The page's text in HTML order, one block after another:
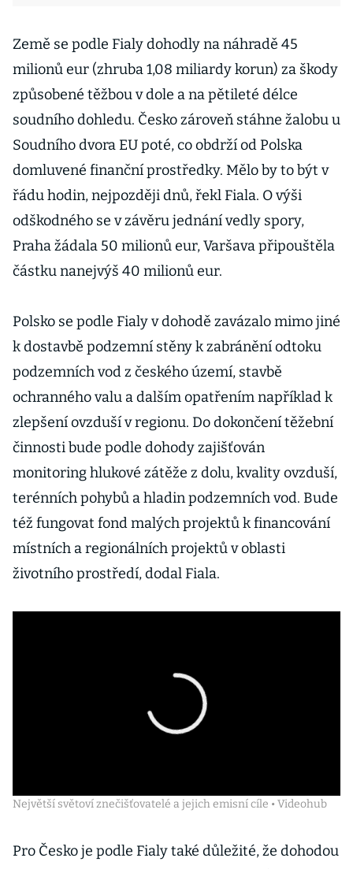
Země se podle Fialy dohodly na náhradě 45
milionů eur (zhruba 1,08 miliardy korun) za škody
způsobené těžbou v dole a na pětileté délce
soudního dohledu. Česko zároveň stáhne žalobu u
Soudního dvora EU poté, co obdrží od Polska
domluvené finanční prostředky. Mělo by to být v
řádu hodin, nejpozději dnů, řekl Fiala. O výši
odškodného se v závěru jednání vedly spory,
Praha žádala 50 milionů eur, Varšava připouštěla
částku nanejvýš 40 milionů eur.
Polsko se podle Fialy v dohodě zavázalo mimo jiné
k dostavbě podzemní stěny k zabránění odtoku
podzemních vod z českého území, stavbě
ochranného valu a dalším opatřením například k
zlepšení ovzduší v regionu. Do dokončení těžební
činnosti bude podle dohody zajišťován
monitoring hlukové zátěže z dolu, kvality ovzduší,
terénních pohybů a hladin podzemních vod. Bude
též fungovat fond malých projektů k financování
místních a regionálních projektů v oblasti
životního prostředí, dodal Fiala.
Největší světoví znečišťovatelé a jejich emisní cíle • Videohub
Pro Česko je podle Fialy také důležité, že dohodou